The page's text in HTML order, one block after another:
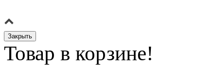
Закрыть
Товар в корзине!